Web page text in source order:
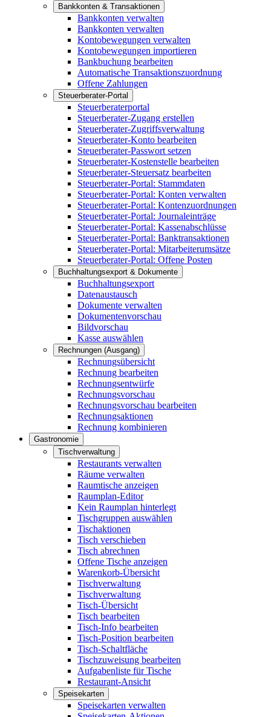
Bankkonten & Transaktionen
Bankkonten verwalten
Bankkonten verwalten
Kontobewegungen verwalten
Kontobewegungen importieren
Bankbuchung bearbeiten
Automatische Transaktionszuordnung
Offene Zahlungen
Steuerberater-Portal
Steuerberaterportal
Steuerberater-Zugang erstellen
Steuerberater-Zugriffsverwaltung
Steuerberater-Konto bearbeiten
Steuerberater-Passwort setzen
Steuerberater-Kostenstelle bearbeiten
Steuerberater-Steuersatz bearbeiten
Steuerberater-Portal: Stammdaten
Steuerberater-Portal: Konten verwalten
Steuerberater-Portal: Kontenzuordnungen
Steuerberater-Portal: Journaleinträge
Steuerberater-Portal: Kassenabschlüsse
Steuerberater-Portal: Banktransaktionen
Steuerberater-Portal: Mitarbeiterumsätze
Steuerberater-Portal: Offene Posten
Buchhaltungsexport & Dokumente
Buchhaltungsexport
Datenaustausch
Dokumente verwalten
Dokumentenvorschau
Bildvorschau
Kasse auswählen
Rechnungen (Ausgang)
Rechnungsübersicht
Rechnung bearbeiten
Rechnungsentwürfe
Rechnungsvorschau
Rechnungsvorschau bearbeiten
Rechnungsaktionen
Rechnung kombinieren
Gastronomie
Tischverwaltung
Restaurants verwalten
Räume verwalten
Raumtische anzeigen
Raumplan-Editor
Kein Raumplan hinterlegt
Tischgruppen auswählen
Tischaktionen
Tisch verschieben
Tisch abrechnen
Offene Tische anzeigen
Warenkorb-Übersicht
Tischverwaltung
Tischverwaltung
Tisch-Übersicht
Tisch bearbeiten
Tisch-Info bearbeiten
Tisch-Position bearbeiten
Tisch-Schaltfläche
Tischzuweisung bearbeiten
Aufgabenliste für Tische
Restaurant-Ansicht
Speisekarten
Speisekarten verwalten